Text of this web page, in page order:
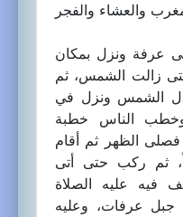
والعشاء والفجر
عرفة ونزل بمكان
زالت الشمس، ثم
الشمس ونزل في
الناس خطبة
فصلى الظهر ثم أقام
ثم ركب حتى أتى
فيه عليه الصلاة
جبل عرفات، وعليه